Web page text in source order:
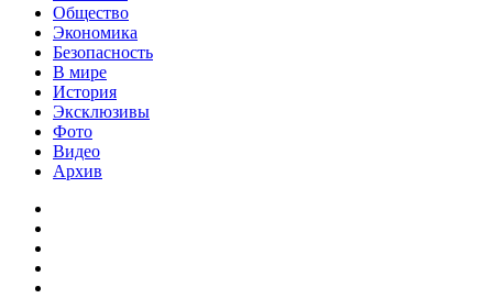
Общество
Экономика
Безопасность
В мире
История
Эксклюзивы
Фото
Видео
Архив